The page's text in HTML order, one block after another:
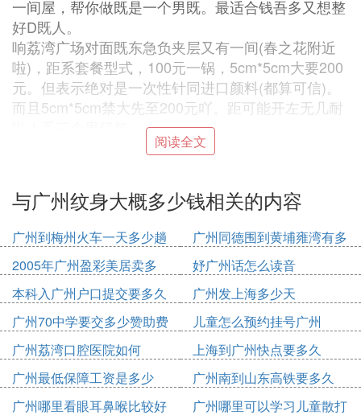
一间屋，帮你做既是一个男既。最适合钱吾多又想整
好D既人。
响荔湾广场对面既东急负夹层又有一间(春之花附近
啦)，距系套餐型式，100元一锅，5cm*5cm大要200
元。但表示绝对是一次性针同进口颜料(都算可信)。
而且5cm*5cm禁大先至200元吖。距可能开左无几耐
个样一般啦，同之前个响流前个两个靓女差太远啦。
人可以选择下。
但是我个人最推荐当然是流前个度啦，因为是最好
既。据说距地仲有个师傅(个个先是老细吖)，做得非
常好(比靓女仲好)。但我建议在做之前去睇下先，如
果距地师傅响度就稳距地师傅做，吾响度叫靓女做都
得。
如果有想穿孔既人，都可以前去我推荐个三间试下，
记住吾系穿耳洞吖，无谓浪费啦，自己穿都得啦，我
是指穿鼻环、手环、脐环、眉环、舌环、唇环个D
吖！！
阅读全文
与广州纹身大概多少钱相关的内容
广州到梅州火车一天多少趟
广州同德围到黄埔雍湾有多
少公里
2005年广州盈彩美居卖多
少钱
妤广州话怎么读音
本科入广州户口提交要多久
广州发上海多少天
广州70中学要交多少赞助费
儿童怎么预约挂号广州
广州荔湾口腔医院如何
上海到广州快点要多久
广州最低保障工资是多少
2020
广州南到山东高铁要多久
广州哪里看眼耳鼻喉比较好
广州哪里可以学习儿童散打